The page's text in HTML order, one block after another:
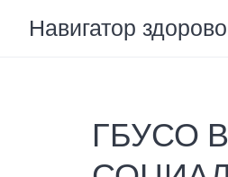
Навигатор
ГБУСО